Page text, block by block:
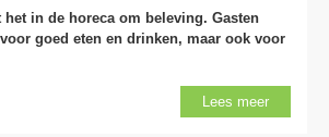
het in de horeca om beleving. Gasten
goed eten en drinken, maar ook voor
Lees meer